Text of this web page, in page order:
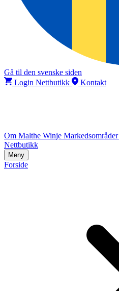
Gå til den svenske siden
Login Nettbutikk
Kontakt
Om Malthe Winje Markedsområder
Nettbutikk
Meny
Forside